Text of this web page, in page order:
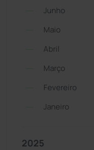
Junho
Maio
Abril
Março
Fevereiro
Janeiro
2025